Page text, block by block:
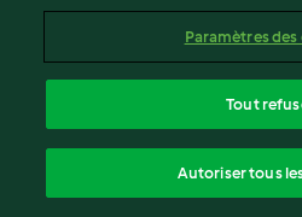
Paramètres des
Tout
Autoriser tous